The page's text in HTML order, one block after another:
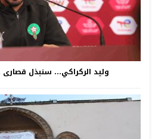
وليد الركراكي… سنبذل قصارى